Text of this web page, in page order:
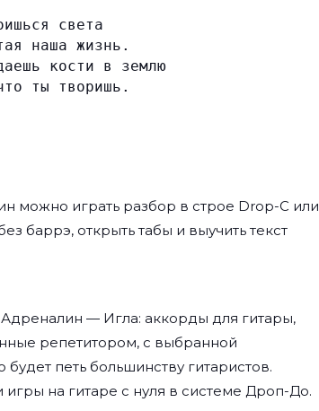
света
наша жизнь.
кости в землю
ты творишь.
можно играть разбор в строе Drop-C или
баррэ, открыть табы и выучить текст
— Игла: аккорды для гитары,
репетитором, с выбранной
петь большинству гитаристов.
игры на гитаре с нуля в системе Дроп-До.